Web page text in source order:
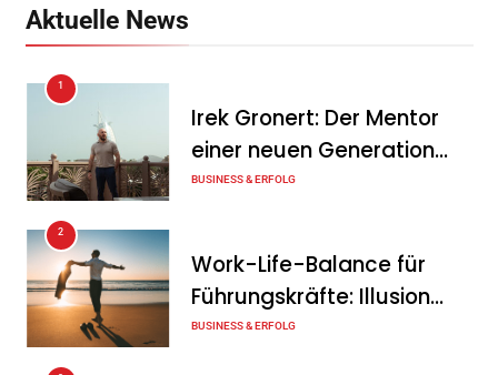
zum wichtigsten Baustein
der Energiewende werden
Ohne Daten keine
Verteidigungsfähigkeit:
Deutsche
Rüstungsindustrie investiert
Aktuelle News
1
Irek Gronert: Der Mentor
einer neuen Generation
von Unternehmern
BUSINESS & ERFOLG
2
Work-Life-Balance für
Führungskräfte: Illusion
oder echte Chance?
BUSINESS & ERFOLG